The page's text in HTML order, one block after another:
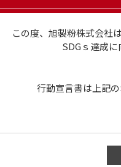
この度、旭製粉株式会社
SDGｓ達成
行動宣言書は上記